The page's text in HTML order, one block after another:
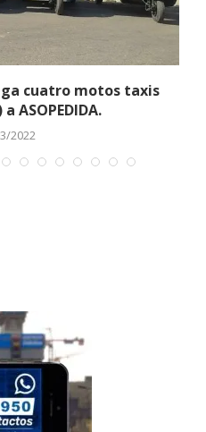
cuatro motos taxis
ASOPEDIDA.
2022